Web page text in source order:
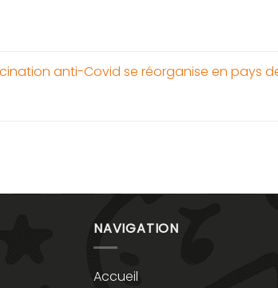
anti-Covid se réorganise en pays
NAVIGATION
Accueil